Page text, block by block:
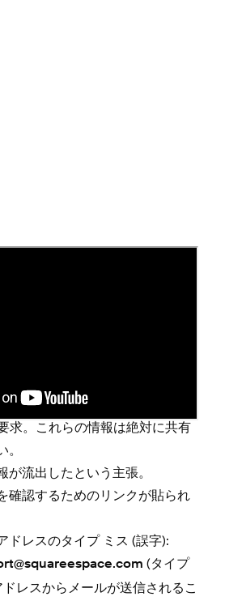
ー名⁠、パスワ⁠ード⁠、社会保障番
求⁠。これらの情報は絶対に共有
が流出したという主張⁠。
確認するためのリンクが貼られ
ドレスのタイプ ミス (⁠誤字⁠)⁠:
(⁠タイプ
ドレスからメ⁠ールが送信されるこ